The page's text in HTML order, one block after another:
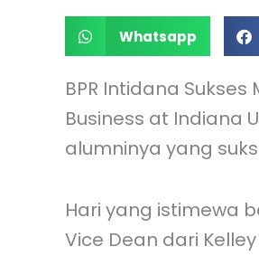
Whatsapp
BPR Intidana
Business at Indiana
alumninya yang
Hari yang istimewa
Vice Dean dari